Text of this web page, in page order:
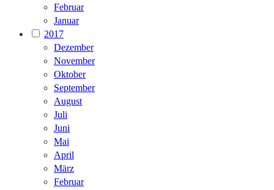
Februar
Januar
2017
Dezember
November
Oktober
September
August
Juli
Juni
Mai
April
März
Februar